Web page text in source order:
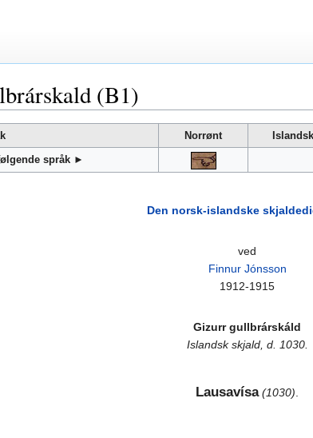
(B1)
Norrønt Islandsk
språk ►
Den norsk-islandske
ved
Finnur Jónsson
1912-1915
Gizurr gullbrárskáld
Islandsk skjald, d. 1030.
Lausavísa (1030).